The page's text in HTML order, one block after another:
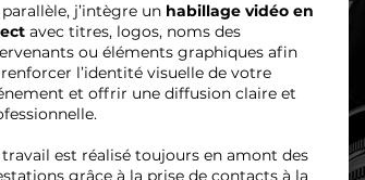
parallèle, j’intègre un habillage vidéo en
avec titres, logos, noms des
ou éléments graphiques afin
l’identité visuelle de votre
et offrir une diffusion claire et
travail est réalisé toujours en amont des
grâce à la prise de contacts à la